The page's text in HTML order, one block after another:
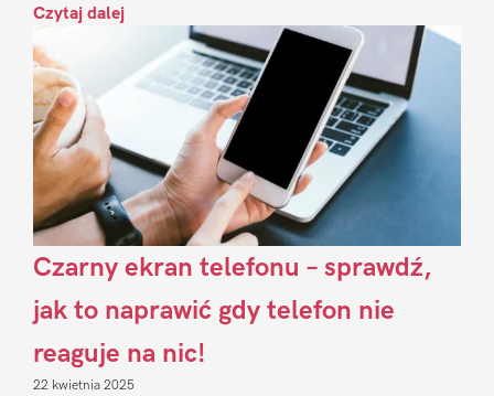
Czytaj dalej
Czarny ekran telefonu – sprawdź,
jak to naprawić gdy telefon nie
reaguje na nic!
22 kwietnia 2025